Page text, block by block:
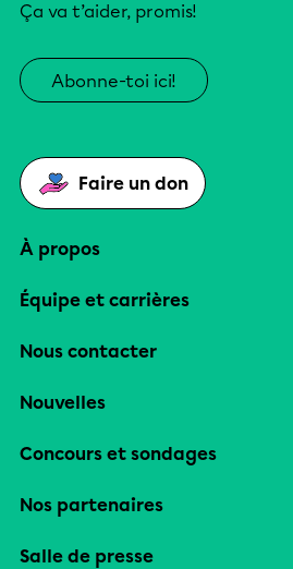
Ça va t’aider, promis!
Abonne-toi ici!
Faire un don
À propos
Équipe et carrières
Nous contacter
Nouvelles
Concours et sondages
Nos partenaires
Salle de presse